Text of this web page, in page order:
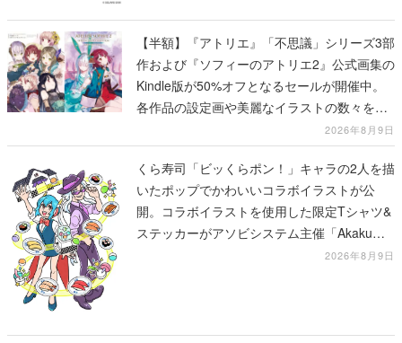
【半額】『アトリエ』「不思議」シリーズ3部
作および『ソフィーのアトリエ2』公式画集の
Kindle版が50%オフとなるセールが開催中。
各作品の設定画や美麗なイラストの数々をふ
2026年8月9日
くら寿司「ビッくらポン！」キャラの2人を描
いたポップでかわいいコラボイラストが公
開。コラボイラストを使用した限定Tシャツ&
ステッカーがアソビシステム主催「Akaku
2026年8月9日